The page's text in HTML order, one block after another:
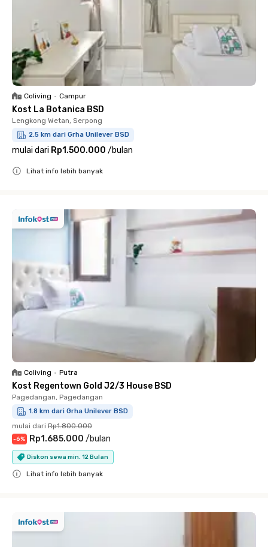
Coliving • Campur
Kost La Botanica BSD
Lengkong Wetan, Serpong
2.5 km dari Grha Unilever BSD
mulai dari Rp1.500.000 /bulan
Lihat info lebih banyak
Coliving • Putra
Kost Regentown Gold J2/3 House BSD
Pagedangan, Pagedangan
1.8 km dari Grha Unilever BSD
mulai dari Rp1.800.000
-6% Rp1.685.000 /bulan
Diskon sewa min. 12 Bulan
Lihat info lebih banyak